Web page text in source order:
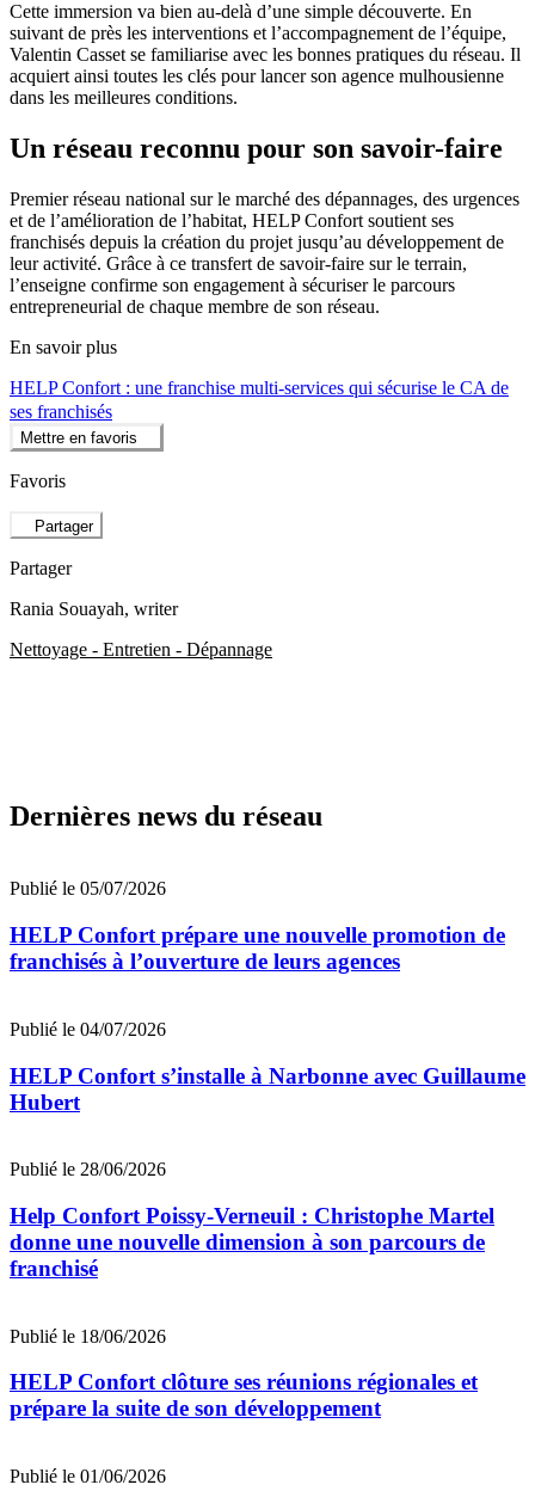
Cette immersion va bien au-delà d’une simple découverte. En
suivant de près les interventions et l’accompagnement de l’équipe,
Valentin Casset se familiarise avec les bonnes pratiques du réseau. Il
acquiert ainsi toutes les clés pour lancer son agence mulhousienne
dans les meilleures conditions.
Un réseau reconnu pour son savoir-faire
Premier réseau national sur le marché des dépannages, des urgences
et de l’amélioration de l’habitat, HELP Confort soutient ses
franchisés depuis la création du projet jusqu’au développement de
leur activité. Grâce à ce transfert de savoir-faire sur le terrain,
l’enseigne confirme son engagement à sécuriser le parcours
entrepreneurial de chaque membre de son réseau.
En savoir plus
HELP Confort : une franchise multi-services qui sécurise le CA de
ses franchisés
Mettre en favoris
Favoris
Partager
Partager
Rania Souayah, writer
Nettoyage - Entretien - Dépannage
Dernières news du réseau
Publié le 05/07/2026
HELP Confort prépare une nouvelle promotion de
franchisés à l’ouverture de leurs agences
Publié le 04/07/2026
HELP Confort s’installe à Narbonne avec Guillaume
Hubert
Publié le 28/06/2026
Help Confort Poissy-Verneuil : Christophe Martel
donne une nouvelle dimension à son parcours de
franchisé
Publié le 18/06/2026
HELP Confort clôture ses réunions régionales et
prépare la suite de son développement
Publié le 01/06/2026